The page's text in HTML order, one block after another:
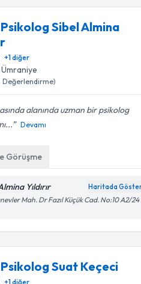
Sibel Almina
+1diğer
Ümraniye
Değerlendirme)
alanında uzman bir psikolog
Devamı
Görüşme
Yıldırır Haritada
Mah. Dr Fazıl Küçük Cad. No:10 A2/24
Suat Keçeci
+1diğer